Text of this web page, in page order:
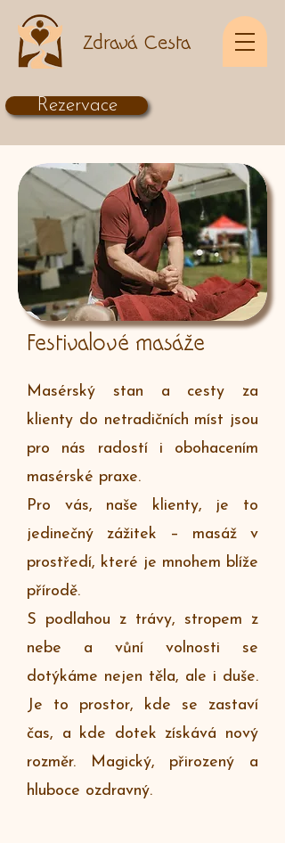
Rezervace
Zdravá Cesta
Festivalové masáže
Masérský stan a cesty za
klienty do netradičních míst jsou
pro nás radostí i obohacením
masérské praxe.
Pro vás, naše klienty, je to
jedinečný zážitek – masáž v
prostředí, které je mnohem blíže
přírodě.
S podlahou z trávy, stropem z
nebe a vůní volnosti se
dotýkáme nejen těla, ale i duše.
Je to prostor, kde se zastaví
čas, a kde dotek získává nový
rozměr. Magický, přirozený a
hluboce ozdravný.